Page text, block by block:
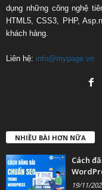
dụng những công nghệ
HTML5, CSS3, PHP,
khách hàng.
Liên hệ: info@mypage.vn
NHIỀU BÀI HƠN NỮA
Cách
19/11/